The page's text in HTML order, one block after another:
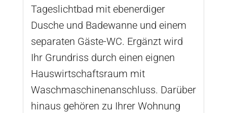
Tageslichtbad mit ebenerdiger
Dusche und Badewanne und einem
separaten Gäste-WC. Ergänzt wird
Ihr Grundriss durch einen eignen
Hauswirtschaftsraum mit
Waschmaschinenanschluss. Darüber
hinaus gehören zu Ihrer Wohnung